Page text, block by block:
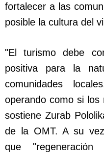
fortalecer a las
posible la cultura del
"El turismo debe
positiva para la
comunidades
operando como si los
sostiene Zurab
de la OMT. A su
que